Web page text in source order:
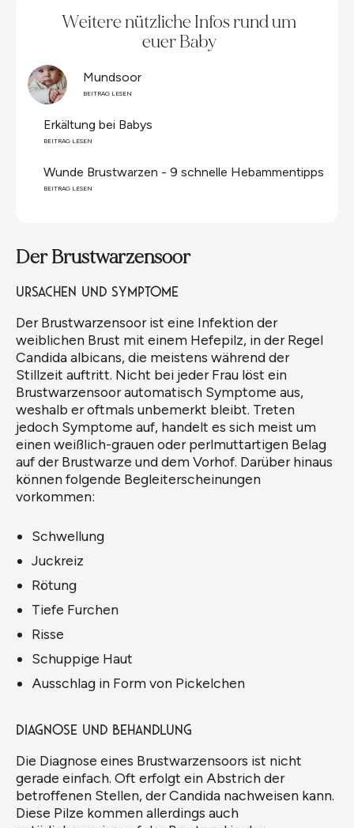
Babyjahres in Berührung kommen. Sie können
zunächst verunsichern, sind aber keine Seltenheit
und in der Regel gut behandelbar. In diesem Beitrag
geben wir dir einen Überblick über die Ursachen,
Symptome und die Behandlung des Brustwarzen-
und Windelsoors.
Weitere nützliche Infos rund um
euer Baby
Mundsoor
BEITRAG LESEN
Erkältung bei Babys
BEITRAG LESEN
Wunde Brustwarzen - 9 schnelle Hebammentipps
BEITRAG LESEN
Der Brustwarzensoor
Ursachen und Symptome
Der Brustwarzensoor ist eine Infektion der
weiblichen Brust mit einem Hefepilz, in der Regel
Candida albicans, die meistens während der
Stillzeit auftritt. Nicht bei jeder Frau löst ein
Brustwarzensoor automatisch Symptome aus,
weshalb er oftmals unbemerkt bleibt. Treten
jedoch Symptome auf, handelt es sich meist um
einen weißlich-grauen oder perlmuttartigen Belag
auf der Brustwarze und dem Vorhof. Darüber hinaus
können folgende Begleiterscheinungen
vorkommen:
Schwellung
Juckreiz
Rötung
Tiefe Furchen
Risse
Schuppige Haut
Ausschlag in Form von Pickelchen
Diagnose und Behandlung
Die Diagnose eines Brustwarzensoors ist nicht
gerade einfach. Oft erfolgt ein Abstrich der
betroffenen Stellen, der Candida nachweisen kann.
Diese Pilze kommen allerdings auch